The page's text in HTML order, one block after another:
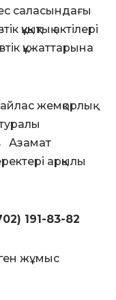
саласындағы
актілері
құжаттарына
жемқорлық
Азамат
арқылы
191-83-82
жұмыс